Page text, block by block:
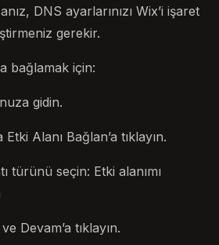
DNS ayarlarınızı Wix’i işaret
gerekir.
bağlamak için:
gidin.
Etki Alanı Bağlan’a tıklayın.
türünü seçin: Etki alanımı
Devam’a tıklayın.